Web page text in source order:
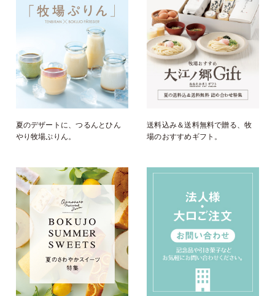
夏のデザートに、つるんとひん
やり牧場ぷりん。
送料込み＆送料無料で贈る、牧
場のおすすめギフト。